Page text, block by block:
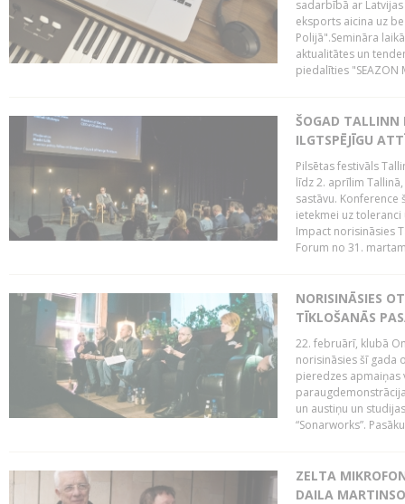
sadarbībā ar
eksports aicina uz
Polijā".Semināra
aktualitātes un
piedalīties "SEAZON
ŠOGAD TALLINN
ILGTSPĒJĪGU
Pilsētas festivāls
līdz 2. aprīlim
sastāvu.
ietekmei uz
Impact norisināsies
Forum no 31.
NORISINĀSIES
TĪKLOŠANĀS
22. februārī, klubā
norisināsies šī gada
pieredzes apmaiņas
un austiņu un
“Sonarworks”.
ZELTA
DAILA